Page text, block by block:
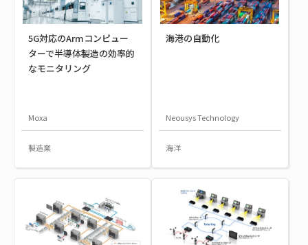
5G対応のArmコンピュー
ターで半導体製造の効率的
なモニタリング
Moxa
製造業
海港の自動化
Neousys Technology
海洋